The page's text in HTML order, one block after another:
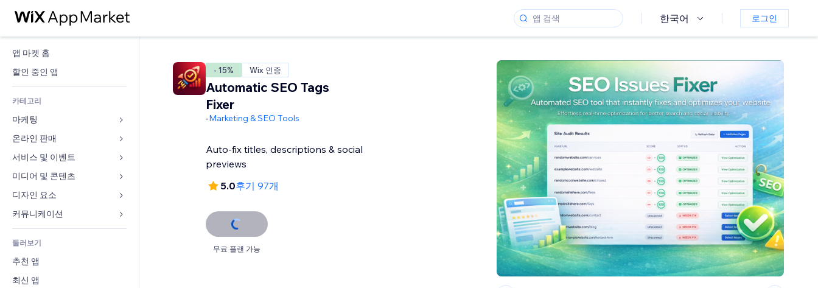
한국어 로그인
앱 마켓 홈
할인 중인 앱
카테고리
마케팅
광고
모바일
사이트 통계
사이트 목록
이메일
온라인 판매
쇼핑몰 관련 앱
배송
판매 버튼
회계
쿠폰 및 로열티
창고 서비스
서비스 및 이벤트
호텔
이벤트
음식점
부동산
예약
미디어 및 콘텐츠
갤러리
뮤직
팟캐스트
사진
동영상
PDF
디자인 요소
지도 및 내비게이션
개인정보 및 보안
시계
페이지 템플릿
이미지 효과
양식
블로그
설문
채팅
둘러보기
추천 앱
최신 앱
- 15% Wix 인증
Automatic SEO Tags
Fixer
-Marketing & SEO Tools
Auto-fix titles, descriptions & social
previews
5.0후기 97개
무료 플랜 가능